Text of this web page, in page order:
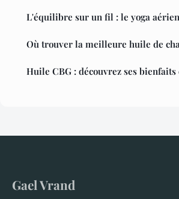
L'équilibre sur un fil : le yoga
Où trouver la meilleure huile de
Huile CBG : découvrez ses
Gael Vrand